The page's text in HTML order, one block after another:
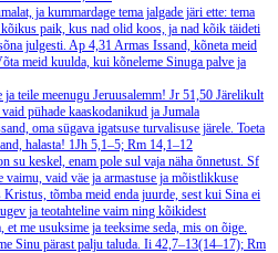
ja kummardage tema jalgade järi ette: tema
paik, kus nad olid koos, ja nad kõik täideti
julgesti. Ap 4,31Armas Issand, kõneta meid
meid kuulda, kui kõneleme Sinuga palve ja
teile meenugu Jeruusalemm! Jr 51,50 Järelikult
pühade kaaskodanikud ja Jumala
oma sügava igatsuse turvalisuse järele. Toeta
halasta! 1Jh 5,1–5; Rm 14,1–12
su keskel, enam pole sul vaja näha õnnetust. Sf
vaimu, vaid väe ja armastuse ja mõistlikkuse
tõmba meid enda juurde, sest kui Sina ei
ja teotahteline vaim ning kõikidest
et me usuksime ja teeksime seda, mis on õige.
Sinu pärast palju taluda. Ii 42,7–13(14–17); Rm